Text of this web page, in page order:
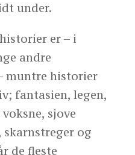
under.
er – i
andre
muntre historier
fantasien, legen,
sjove
skarnstreger og
de fleste